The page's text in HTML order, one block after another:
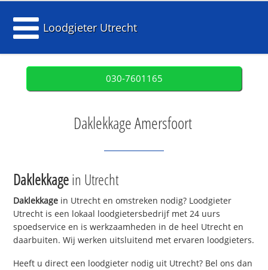
Loodgieter Utrecht
030-7601165
Daklekkage Amersfoort
Daklekkagein Utrecht
Daklekkage in Utrecht en omstreken nodig? Loodgieter
Utrecht is een lokaal loodgietersbedrijf met 24 uurs
spoedservice en is werkzaamheden in de heel Utrecht en
daarbuiten. Wij werken uitsluitend met ervaren loodgieters.
Heeft u direct een loodgieter nodig uit Utrecht? Bel ons dan